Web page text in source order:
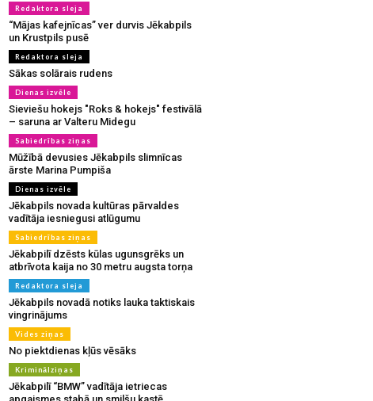
Redaktora sleja
“Mājas kafejnīcas” ver durvis Jēkabpils
un Krustpils pusē
Redaktora sleja
Sākas solārais rudens
Dienas izvēle
Sieviešu hokejs "Roks & hokejs" festivālā
– saruna ar Valteru Midegu
Sabiedrības ziņas
Mūžībā devusies Jēkabpils slimnīcas
ārste Marina Pumpiša
Dienas izvēle
Jēkabpils novada kultūras pārvaldes
vadītāja iesniegusi atlūgumu
Sabiedrības ziņas
Jēkabpilī dzēsts kūlas ugunsgrēks un
atbrīvota kaija no 30 metru augsta torņa
Redaktora sleja
Jēkabpils novadā notiks lauka taktiskais
vingrinājums
Vides ziņas
No piektdienas kļūs vēsāks
Kriminālziņas
Jēkabpilī “BMW” vadītāja ietriecas